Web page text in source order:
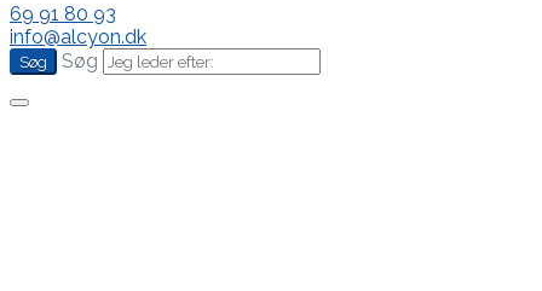
69 91 80 93
info@alcyon.dk
Søg